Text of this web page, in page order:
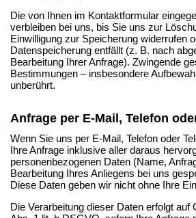
Die von Ihnen im Kontaktformular
verbleiben bei uns, bis Sie uns zur
Einwilligung zur Speicherung widerrufen
Datenspeicherung entfällt (z. B. nach
Bearbeitung Ihrer Anfrage). Zwingende
Bestimmungen – insbesondere
unberührt.
Anfrage per E-Mail, Telefon
Wenn Sie uns per E-Mail, Telefon oder
Ihre Anfrage inklusive aller daraus
personenbezogenen Daten (Name,
Bearbeitung Ihres Anliegens bei uns
Diese Daten geben wir nicht ohne Ihre
Die Verarbeitung dieser Daten erfolgt auf